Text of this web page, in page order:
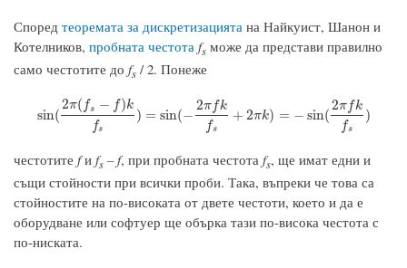
Според теоремата за дискретизацията на Найкуист, Шанон и
Котелников, пробната честота fs може да представи правилно
само честотите до fs / 2. Понеже
sin(
2π( fs − f)k
fs
) = sin(−
2π fk
fs
+ 2πk) = − sin(
2π fk
fs
)
sin(2π(fs−f)k fs) =sin(−2πfkfs +2πk)=− sin (2πfkfs)
честотите fи fs – f, при пробната честота fs, ще имат едни и
същи стойности при всички проби. Така, въпреки че това са
стойностите на по-високата от двете честоти, което и да е
оборудване или софтуер ще обърка тази по-висока честота с
по-ниската.